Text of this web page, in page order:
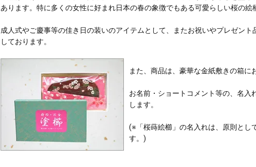
あります。特に多くの女性に好まれ日本の春の象徴でもある可愛らしい桜の絵
成人式やご慶事等の佳き日の装いのアイテムとして、またお祝いやプレゼン
しております。
また、商品は、豪華な金紙敷きの箱に
お名前・ショートコメント等の、 名入
します。
(※「桜蒔絵櫛」の名入れは、原則とし
す。)